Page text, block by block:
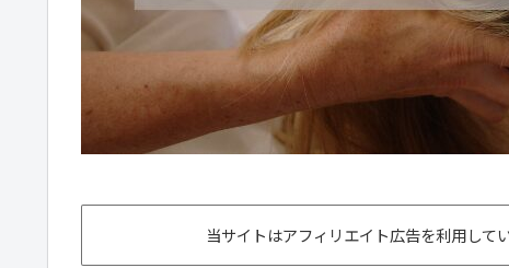
当サイトはアフィリエイト広告を利用して